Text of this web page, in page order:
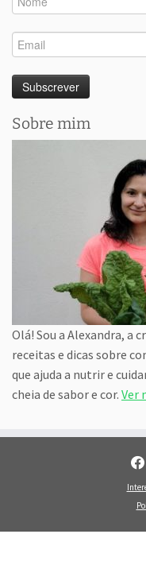
Sobre mim
Olá! Sou a Alexandra, a
receitas e dicas sobre
que ajuda a nutrir e
cheia de sabor e cor. Ver